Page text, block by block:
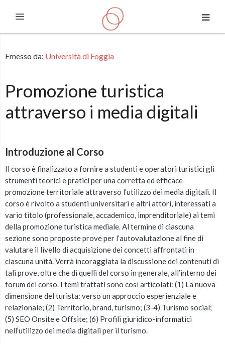
Espandi
Emesso da: Università di Foggia
Promozione turistica
attraverso i media digitali
Introduzione al Corso
Il corso è finalizzato a fornire a studenti e operatori turistici gli
strumenti teorici e pratici per una corretta ed efficace
promozione territoriale attraverso l’utilizzo dei media digitali. Il
corso è rivolto a studenti universitari e altri attori, interessati a
vario titolo (professionale, accademico, imprenditoriale) ai temi
della promozione turistica mediale. Al termine di ciascuna
sezione sono proposte prove per l’autovalutazione al fine di
valutare il livello di acquisizione dei concetti affrontati in
ciascuna unità. Verrà incoraggiata la discussione dei contenuti di
tali prove, oltre che di quelli del corso in generale, all’interno dei
forum del corso. I temi trattati sono così articolati: (1) La nuova
dimensione del turista: verso un approccio esperienziale e
relazionale; (2) Territorio, brand, turismo; (3-4) Turismo social;
(5) SEO Onsite e Offsite; (6) Profili giuridico-informatici
nell’utilizzo dei media digitali per il turismo.